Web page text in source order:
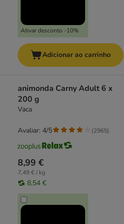
Ativar desconto -10%
Adicionar ao carrinho
animonda Carny Adult 6 x
200 g
Vaca
8,99 €
7,49 € / kg
8,54 €
Avaliar: 4/5 (2965)